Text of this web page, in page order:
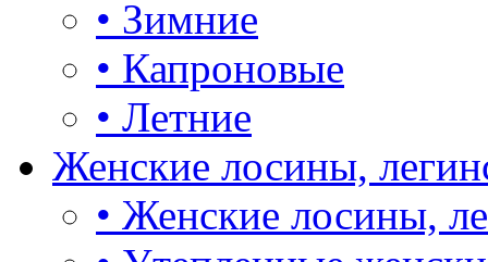
• Зимние
• Капроновые
• Летние
Женские лосины,
• Женские лосины,